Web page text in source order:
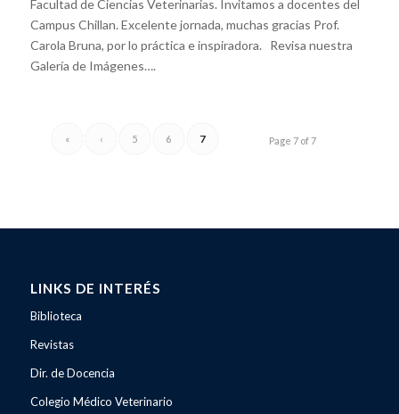
Facultad de Ciencias Veterinarias. Invitamos a docentes del
Campus Chillan. Excelente jornada, muchas gracias Prof.
Carola Bruna, por lo práctica e inspiradora. Revisa nuestra
Galería de Imágenes….
Page 7 of 7
« ‹ 5 6 7
LINKS DE INTERÉS
Biblioteca
Revistas
Dir. de Docencia
Colegio Médico Veterinario